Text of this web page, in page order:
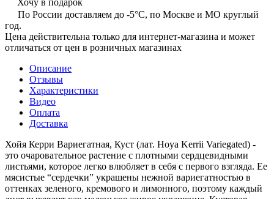
По России доставляем до -5°C, по Москве и МО круглый
год.
Цена действительна только для интернет-магазина и может
отличаться от цен в розничных магазинах
Описание
Отзывы
Характеристики
Видео
Оплата
Доставка
Хойя Керри Вариегатная, Куст (лат. Hoya Kerrii Variegated) -
это очаровательное растение с плотными сердцевидными
листьями, которое легко влюбляет в себя с первого взгляда. Ее
мясистые “сердечки” украшены нежной вариегатностью в
оттенках зеленого, кремового и лимонного, поэтому каждый